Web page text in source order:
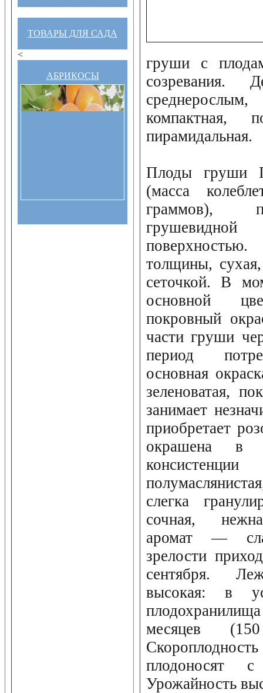
ТОВАРЫ ДЛЯ САДА
<
АБРИКОСЫ
груши с
созревания.
пирамидальная.
Плоды груши
(масса
граммов),
толщины,
сеточкой. В
основной
покровный
части груши
период
основная
зеленоватая,
занимает
приобретает
окрашена в
слегка
сочная,
аромат —
зрелости
сентября.
высокая: в
месяцев
Урожайность